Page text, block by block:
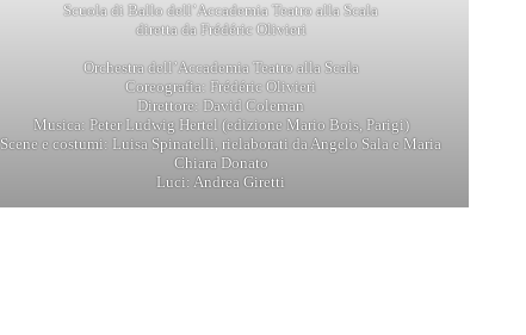
Scuola di Ballo dell’Accademia Teatro alla Scala
diretta da Frédéric Olivieri
Orchestra dell’Accademia Teatro alla Scala
Coreografia: Frédéric Olivieri
Direttore: David Coleman
Musica: Peter Ludwig Hertel (edizione Mario Bois, Parigi)
Scene e costumi: Luisa Spinatelli, rielaborati da Angelo Sala e Maria
Chiara Donato
Luci: Andrea Giretti